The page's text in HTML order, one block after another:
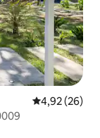
4,92 av 5 i
4,92 (26)